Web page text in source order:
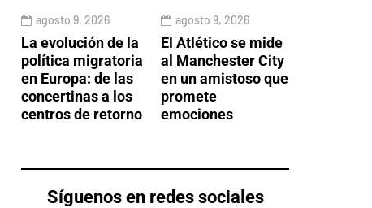
agosto 9, 2026
La evolución de la
política migratoria
en Europa: de las
concertinas a los
centros de retorno
agosto 9, 2026
El Atlético se mide
al Manchester City
en un amistoso que
promete
emociones
Síguenos en redes sociales